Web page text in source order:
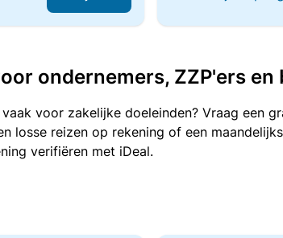
ondernemers, ZZP'ers
vaak voor zakelijke doeleinden? Vraag een
losse reizen op rekening of een
verifiëren met iDeal.